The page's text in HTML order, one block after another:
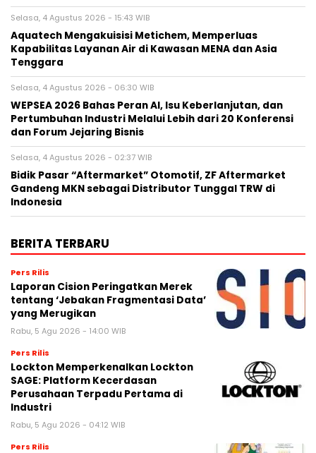
Selasa, 4 Agustus 2026 - 15:43 WIB
Aquatech Mengakuisisi Metichem, Memperluas
Kapabilitas Layanan Air di Kawasan MENA dan Asia
Tenggara
Selasa, 4 Agustus 2026 - 06:30 WIB
WEPSEA 2026 Bahas Peran AI, Isu Keberlanjutan, dan
Pertumbuhan Industri Melalui Lebih dari 20 Konferensi
dan Forum Jejaring Bisnis
Selasa, 4 Agustus 2026 - 02:37 WIB
Bidik Pasar “Aftermarket” Otomotif, ZF Aftermarket
Gandeng MKN sebagai Distributor Tunggal TRW di
Indonesia
BERITA TERBARU
Pers Rilis
Laporan Cision Peringatkan Merek
tentang ‘Jebakan Fragmentasi Data’
yang Merugikan
Rabu, 5 Agu 2026 - 14:00 WIB
Pers Rilis
Lockton Memperkenalkan Lockton
SAGE: Platform Kecerdasan
Perusahaan Terpadu Pertama di
Industri
Rabu, 5 Agu 2026 - 04:12 WIB
Pers Rilis